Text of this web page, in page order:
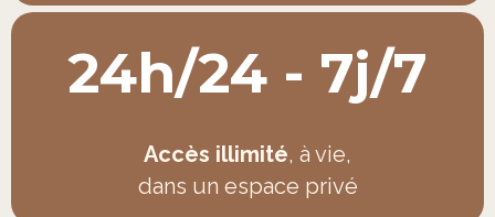
24h/24 - 7j/7
Accès illimité, à vie,
dans un espace privé